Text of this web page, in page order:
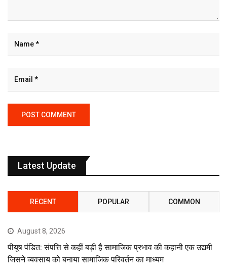
Latest Update
RECENT POPULAR COMMON
August 8, 2026
पीयूष पंडित: संपत्ति से कहीं बड़ी है सामाजिक प्रभाव की कहानी एक उद्यमी
जिसने व्यवसाय को बनाया सामाजिक परिवर्तन का माध्यम